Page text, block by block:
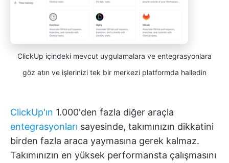
ClickUp içindeki mevcut uygulamalara ve entegrasyonlara
göz atın ve işlerinizi tek bir merkezi platformda halledin
ClickUp'ın 1.000'den fazla diğer araçla
entegrasyonları sayesinde, takımınızın dikkatini
birden fazla araca yaymasına gerek kalmaz.
Takımınızın en yüksek performansta çalışmasını